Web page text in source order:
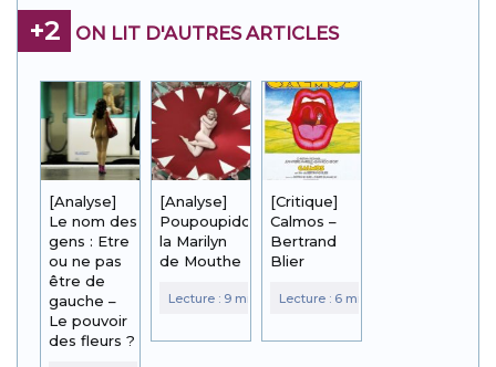
+2 ON LIT D'AUTRES ARTICLES
[Analyse]
Le nom des
gens : Etre
ou ne pas
être de
gauche –
Le pouvoir
des fleurs ?
[Analyse]
Poupoupidou,
la Marilyn
de Mouthe
[Critique]
Calmos –
Bertrand
Blier